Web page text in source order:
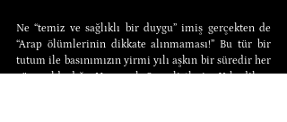
Ne “temiz ve sağlıklı bir duygu” imiş gerçekten de
“Arap ölümlerinin dikkate alınmaması!” Bu tür bir
tutum ile basınımızın yirmi yılı aşkın bir süredir her
gün saldırdığı Nasyonal Sosyalistlerin Yahudilere